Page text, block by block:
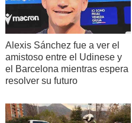
Alexis Sánchez fue a ver el
amistoso entre el Udinese y
el Barcelona mientras espera
resolver su futuro